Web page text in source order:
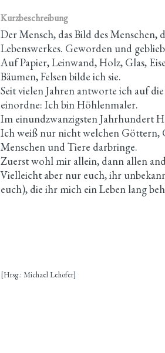
Kurzbeschreibung
Der Mensch, das Bild des Menschen,
Lebenswerkes. Geworden und
Auf Papier, Leinwand, Holz, Glas,
Bäumen, Felsen bilde ich sie.
Seit vielen Jahren antworte ich auf
einordne: Ich bin Höhlenmaler.
Im einundzwanzigsten Jahrhundert
Ich weiß nur nicht welchen Göttern,
Menschen und Tiere darbringe.
Zuerst wohl mir allein, dann allen
Vielleicht aber nur euch, ihr
euch), die ihr mich ein Leben lang
[Hrsg.: Michael Lehofer]